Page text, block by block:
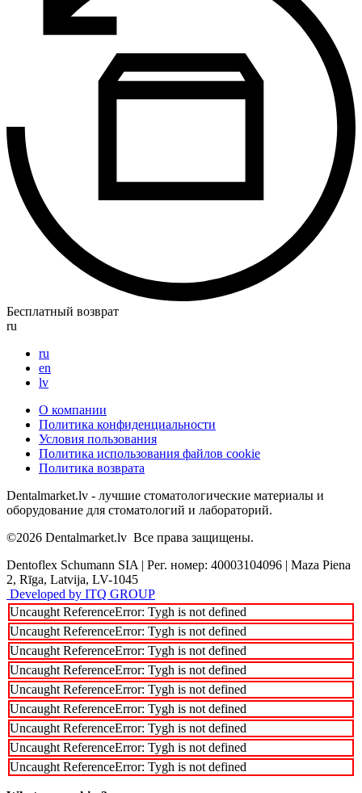
Бесплатный возврат
ru
ru
en
lv
О компании
Политика конфиденциальности
Условия пользования
Политика использования файлов cookie
Политика возврата
Dentalmarket.lv - лучшие стоматологические материалы и
оборудование для стоматологий и лабораторий.
©2026 Dentalmarket.lv Все права защищены.
Dentoflex Schumann SIA | Рег. номер: 40003104096 | Maza Piena
2, Rīga, Latvija, LV-1045
Developed by ITQ GROUP
Uncaught ReferenceError: Tygh is not defined
Uncaught ReferenceError: Tygh is not defined
Uncaught ReferenceError: Tygh is not defined
Uncaught ReferenceError: Tygh is not defined
Uncaught ReferenceError: Tygh is not defined
Uncaught ReferenceError: Tygh is not defined
Uncaught ReferenceError: Tygh is not defined
Uncaught ReferenceError: Tygh is not defined
Uncaught ReferenceError: Tygh is not defined